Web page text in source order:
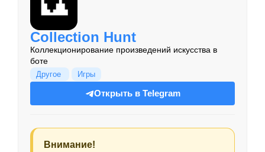
Collection Hunt
Коллекционирование произведений искусства в
боте
Другое Игры
Открыть в Telegram
Внимание!